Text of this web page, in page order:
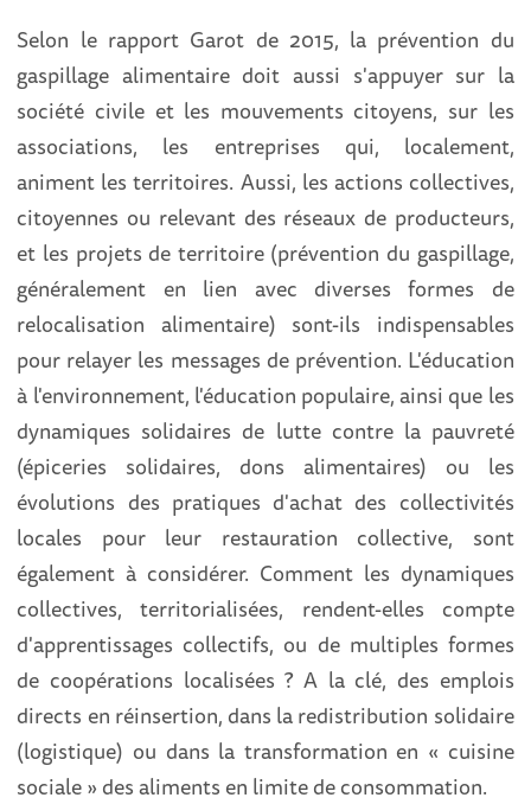
Selon le rapport Garot de 2015, la prévention du
gaspillage alimentaire doit aussi s'appuyer sur la
société civile et les mouvements citoyens, sur les
associations, les entreprises qui, localement,
animent les territoires. Aussi, les actions collectives,
citoyennes ou relevant des réseaux de producteurs,
et les projets de territoire (prévention du gaspillage,
généralement en lien avec diverses formes de
relocalisation alimentaire) sont-ils indispensables
pour relayer les messages de prévention. L'éducation
à l'environnement, l'éducation populaire, ainsi que les
dynamiques solidaires de lutte contre la pauvreté
(épiceries solidaires, dons alimentaires) ou les
évolutions des pratiques d'achat des collectivités
locales pour leur restauration collective, sont
également à considérer. Comment les dynamiques
collectives, territorialisées, rendent-elles compte
d'apprentissages collectifs, ou de multiples formes
de coopérations localisées ? A la clé, des emplois
directs en réinsertion, dans la redistribution solidaire
(logistique) ou dans la transformation en « cuisine
sociale » des aliments en limite de consommation.